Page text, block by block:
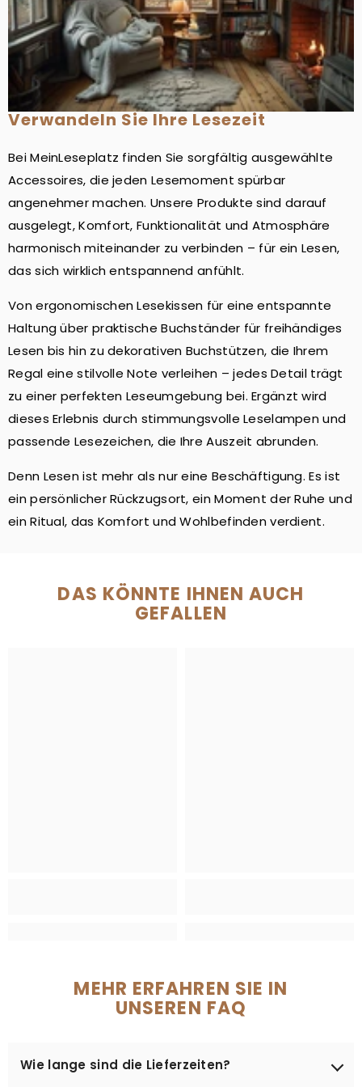
Verwandeln Sie Ihre Lesezeit
Bei MeinLeseplatz finden Sie sorgfältig ausgewählte
Accessoires, die jeden Lesemoment spürbar
angenehmer machen. Unsere Produkte sind darauf
ausgelegt, Komfort, Funktionalität und Atmosphäre
harmonisch miteinander zu verbinden – für ein Lesen,
das sich wirklich entspannend anfühlt.
Von ergonomischen Lesekissen für eine entspannte
Haltung über praktische Buchständer für freihändiges
Lesen bis hin zu dekorativen Buchstützen, die Ihrem
Regal eine stilvolle Note verleihen – jedes Detail trägt
zu einer perfekten Leseumgebung bei. Ergänzt wird
dieses Erlebnis durch stimmungsvolle Leselampen und
passende Lesezeichen, die Ihre Auszeit abrunden.
Denn Lesen ist mehr als nur eine Beschäftigung. Es ist
ein persönlicher Rückzugsort, ein Moment der Ruhe und
ein Ritual, das Komfort und Wohlbefinden verdient.
DAS KÖNNTE IHNEN AUCH
GEFALLEN
MEHR ERFAHREN SIE IN
UNSEREN FAQ
Wie lange sind die Lieferzeiten?